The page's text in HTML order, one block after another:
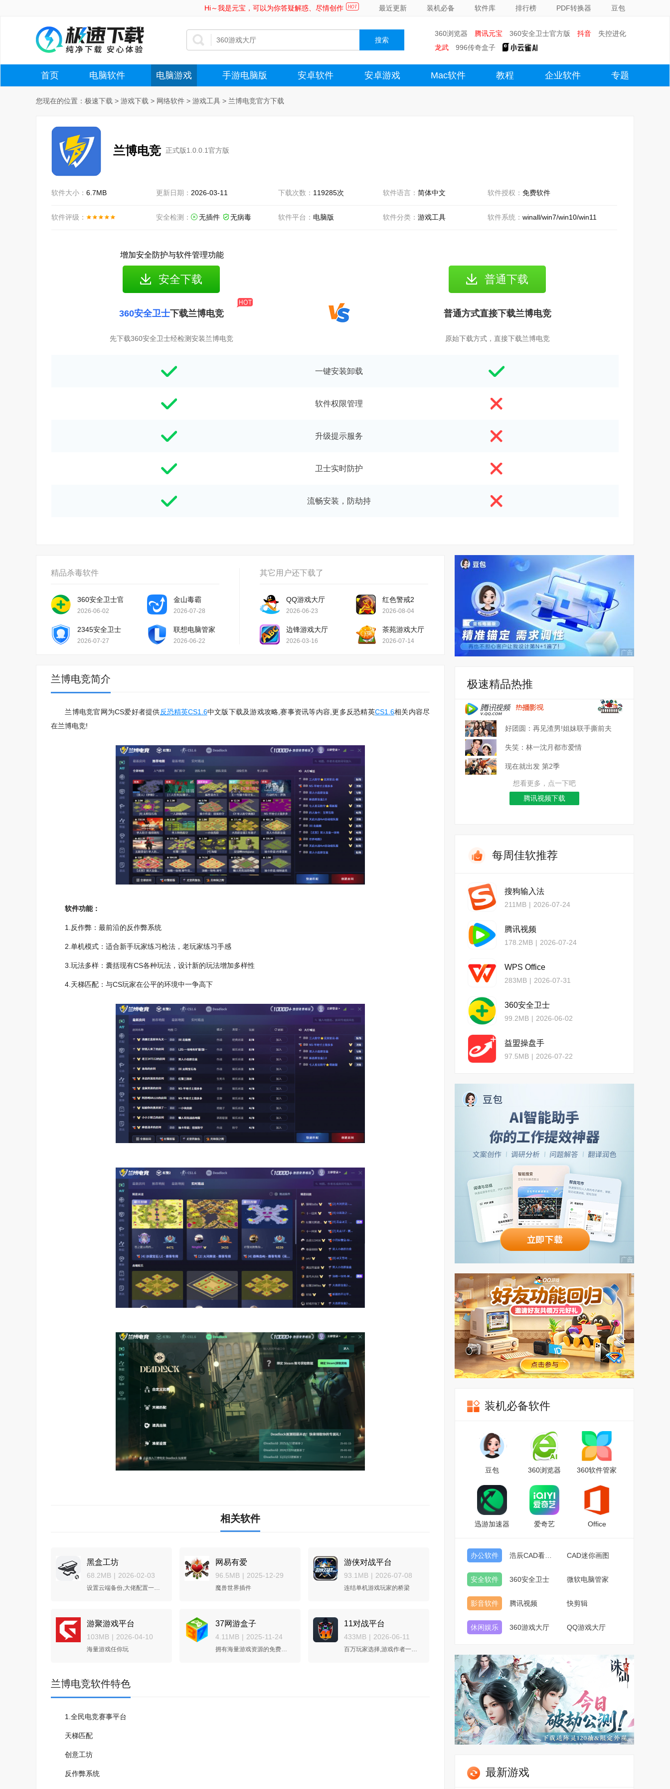
Hi～我是元宝，可以为你答疑解惑、尽情创作 最近更新 装机必备 软件库 排行榜 PDF转换器 豆包
360浏览器 腾讯元宝 360安全卫士官方版 抖音
失控进化
龙武
996传奇盒子
首页 电脑软件 电脑游戏 手游电脑版 安卓软件 安卓游戏 Mac软件 教程 企业软件 专题
您现在的位置： 极速下载 > 游戏下载 > 网络软件 > 游戏工具 > 兰博电竞官方下载
兰博电竞 正式版1.0.0.1官方版
软件大小： 6.7MB 更新日期： 2026-03-11 下载次数： 119285次 软件语言： 简体中文 软件授权： 免费软件
软件评级： 安全检测： 无插件 无病毒 软件平台： 电脑版 软件分类： 游戏工具 软件系统： winall/win7/win10/win11
增加安全防护与软件管理功能
安全下载
360安全卫士下载兰博电竞
先下载360安全卫士经检测安装兰博电竞
普通下载
普通方式直接下载兰博电竞
原始下载方式，直接下载兰博电竞
一键安装卸载
软件权限管理
升级提示服务
卫士实时防护
流畅安装，防劫持
精品杀毒软件
360安全卫士官方版
2026-06-02
金山毒霸
2026-07-28
2345安全卫士
2026-07-27
联想电脑管家
2026-06-22
其它用户还下载了
QQ游戏大厅
2026-06-23
红色警戒2
2026-08-04
边锋游戏大厅
2026-03-16
茶苑游戏大厅
2026-07-14
兰博电竞简介
兰博电竞官网为CS爱好者提供反恐精英CS1.6中文版下载及游戏攻略,赛事资讯等内容,更多反恐精英CS1.6相关内容尽
在兰博电竞!
软件功能：
1.反作弊：最前沿的反作弊系统
2.单机模式：适合新手玩家练习枪法，老玩家练习手感
3.玩法多样：囊括现有CS各种玩法，设计新的玩法增加多样性
4.天梯匹配：与CS玩家在公平的环境中一争高下
相关软件
黑盒工坊
68.2MB | 2026-02-03
设置云端备份,大佬配置一键分享
网易有爱
96.5MB | 2025-12-29
魔兽世界插件
游侠对战平台
93.1MB | 2026-07-08
连结单机游戏玩家的桥梁
游聚游戏平台
103MB | 2026-04-10
海量游戏任你玩
37网游盒子
4.11MB | 2025-11-24
拥有海量游戏资源的免费平台
11对战平台
433MB | 2026-06-11
百万玩家选择,游戏作者一致好评的联机游戏平台
兰博电竞软件特色
1.全民电竞赛事平台
天梯匹配
创意工坊
反作弊系统
极速精品热推
好团圆：再见渣男!姐妹联手撕前夫
失笑：林一沈月都市爱情
现在就出发 第2季
想看更多，点一下吧
腾讯视频下载
每周佳软推荐
搜狗输入法
211MB | 2026-07-24
腾讯视频
178.2MB | 2026-07-24
WPS Office
283MB | 2026-07-31
360安全卫士
99.2MB | 2026-06-02
益盟操盘手
97.5MB | 2026-07-22
装机必备软件
豆包 360浏览器 360软件管家
迅游加速器 爱奇艺 Office
办公软件 CAD迷你画图
安全软件 360安全卫士 微软电脑管家
影音软件 腾讯视频 快剪辑
休闲娱乐 360游戏大厅 QQ游戏大厅
最新游戏